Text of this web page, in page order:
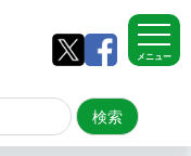
メニュー